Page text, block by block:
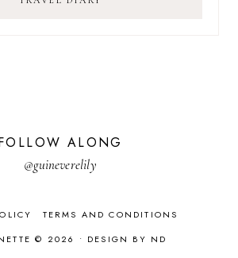
ALONG
@guineverelily
TERMS AND CONDITIONS
© 2026 • DESIGN BY ND